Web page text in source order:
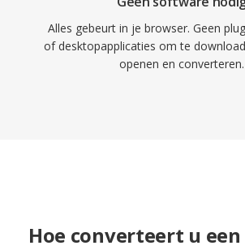
Alles gebeurt in je browser. Geen
of desktopapplicaties om te
openen en converteren.
Hoe converteert u